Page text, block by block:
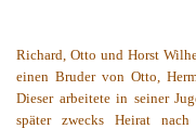
Richard, Otto und Horst
einen Bruder von Otto,
Dieser arbeitete in seiner
später zwecks Heirat